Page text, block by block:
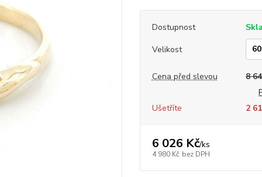
Dostupnost
Velikost
Cena před slevou
8
Ušetříte
2
6 026 Kč/ks
4 980 Kč bez DPH